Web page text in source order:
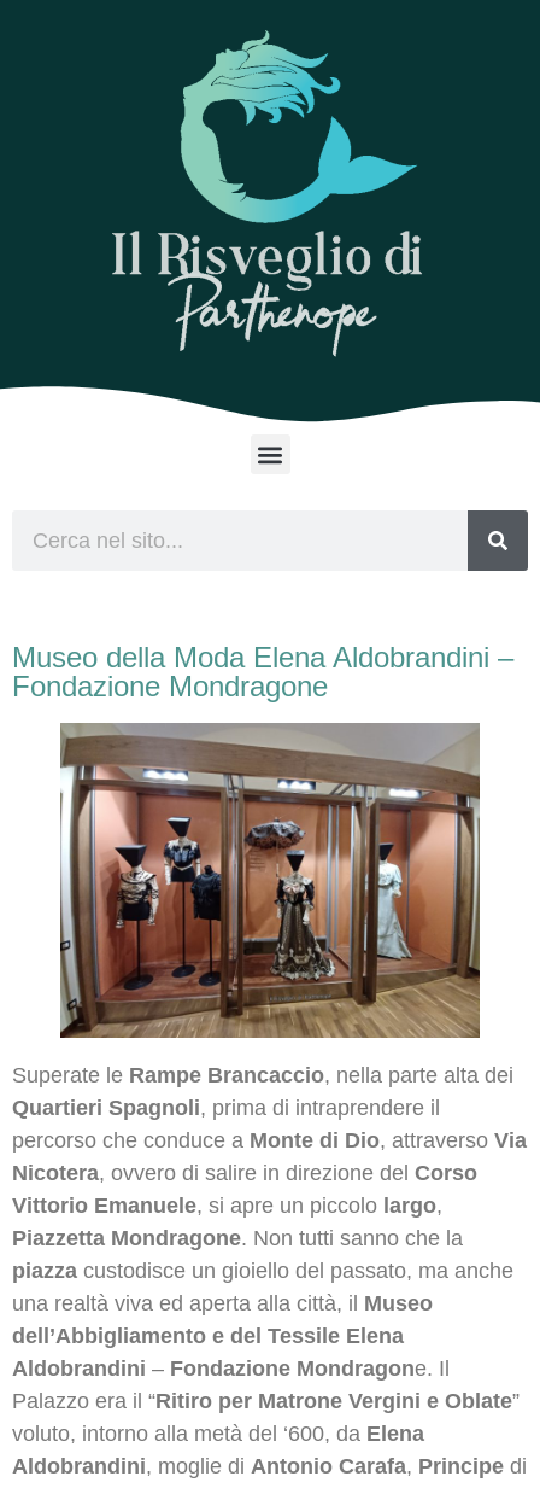
Museo della Moda Elena Aldobrandini –
Fondazione Mondragone
Superate le Rampe Brancaccio, nella parte alta dei
Quartieri Spagnoli, prima di intraprendere il
percorso che conduce a Monte di Dio, attraverso Via
Nicotera, ovvero di salire in direzione del Corso
Vittorio Emanuele, si apre un piccolo largo,
Piazzetta Mondragone. Non tutti sanno che la
piazza custodisce un gioiello del passato, ma anche
una realtà viva ed aperta alla città, il Museo
dell’Abbigliamento e del Tessile Elena
Aldobrandini – Fondazione Mondragone. Il
Palazzo era il “Ritiro per Matrone Vergini e Oblate”
voluto, intorno alla metà del ‘600, da Elena
Aldobrandini, moglie di Antonio Carafa, Principe di